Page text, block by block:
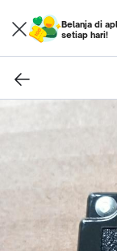
Belanja di
setiap hari!